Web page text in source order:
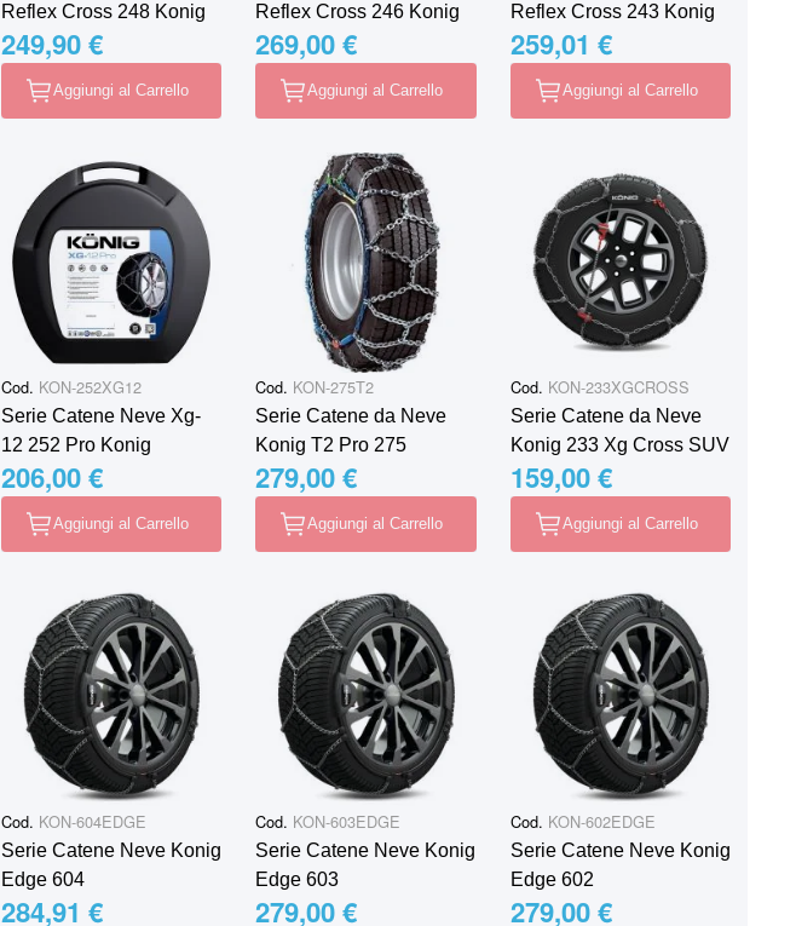
Reflex Cross 248 Konig
249,90 €
Aggiungi al Carrello
Reflex Cross 246 Konig
269,00 €
Aggiungi al Carrello
Reflex Cross 243 Konig
259,01 €
Aggiungi al Carrello
Cod. KON-252XG12
Serie Catene Neve Xg-
12 252 Pro Konig
206,00 €
Aggiungi al Carrello
Cod. KON-275T2
Serie Catene da Neve
Konig T2 Pro 275
279,00 €
Aggiungi al Carrello
Cod. KON-233XGCROSS
Serie Catene da Neve
Konig 233 Xg Cross SUV
159,00 €
Aggiungi al Carrello
Cod. KON-604EDGE
Serie Catene Neve Konig
Edge 604
284,91 €
Cod. KON-603EDGE
Serie Catene Neve Konig
Edge 603
279,00 €
Cod. KON-602EDGE
Serie Catene Neve Konig
Edge 602
279,00 €